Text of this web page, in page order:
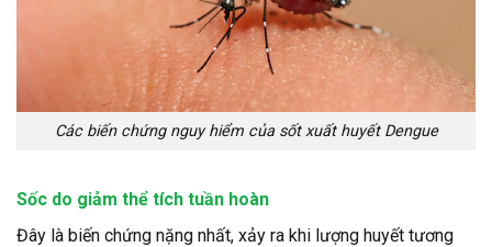
Các biến chứng nguy hiểm của sốt xuất huyết Dengue
Sốc do giảm thể tích tuần hoàn
Đây là biến chứng nặng nhất, xảy ra khi lượng huyết tương